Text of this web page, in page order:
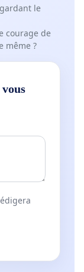
le
courage de
même ?